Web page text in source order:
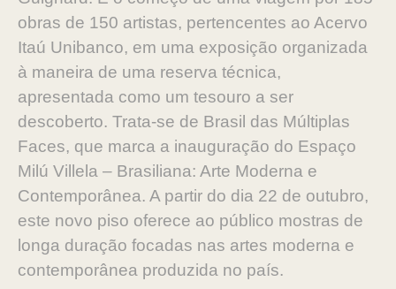
obras de 150 artistas, pertencentes ao Acervo
Itaú Unibanco, em uma exposição organizada
à maneira de uma reserva técnica,
apresentada como um tesouro a ser
descoberto. Trata-se de Brasil das Múltiplas
Faces, que marca a inauguração do Espaço
Milú Villela – Brasiliana: Arte Moderna e
Contemporânea. A partir do dia 22 de outubro,
este novo piso oferece ao público mostras de
longa duração focadas nas artes moderna e
contemporânea produzida no país.